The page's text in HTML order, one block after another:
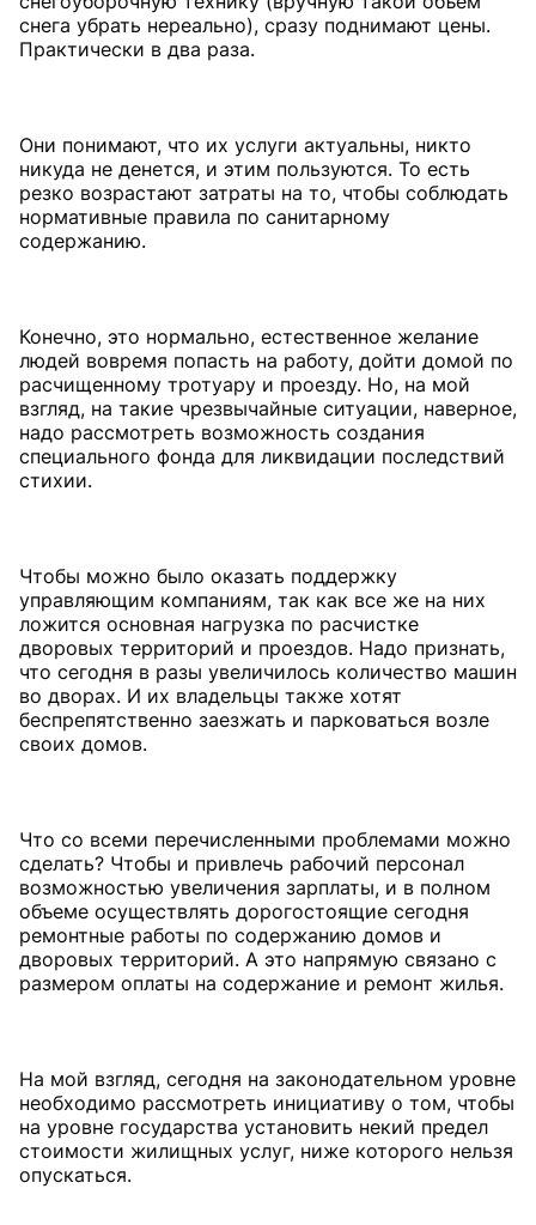
снега убрать нереально), сразу поднимают цены.
Практически в два раза.
Они понимают, что их услуги актуальны, никто
никуда не денется, и этим пользуются. То есть
резко возрастают затраты на то, чтобы соблюдать
нормативные правила по санитарному
содержанию.
Конечно, это нормально, естественное желание
людей вовремя попасть на работу, дойти домой по
расчищенному тротуару и проезду. Но, на мой
взгляд, на такие чрезвычайные ситуации, наверное,
надо рассмотреть возможность создания
специального фонда для ликвидации последствий
стихии.
Чтобы можно было оказать поддержку
управляющим компаниям, так как все же на них
ложится основная нагрузка по расчистке
дворовых территорий и проездов. Надо признать,
что сегодня в разы увеличилось количество машин
во дворах. И их владельцы также хотят
беспрепятственно заезжать и парковаться возле
своих домов.
Что со всеми перечисленными проблемами можно
сделать? Чтобы и привлечь рабочий персонал
возможностью увеличения зарплаты, и в полном
объеме осуществлять дорогостоящие сегодня
ремонтные работы по содержанию домов и
дворовых территорий. А это напрямую связано с
размером оплаты на содержание и ремонт жилья.
На мой взгляд, сегодня на законодательном уровне
необходимо рассмотреть инициативу о том, чтобы
на уровне государства установить некий предел
стоимости жилищных услуг, ниже которого нельзя
опускаться.